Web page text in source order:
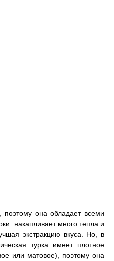
поэтому она обладает всеми
накапливает много тепла и
экстракцию вкуса. Но, в
турка имеет плотное
или матовое), поэтому она